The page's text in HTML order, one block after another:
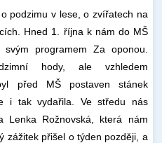
podzimu v lese, o zvířatech na
Hned 1. října k nám do MŠ
programem Za oponou.
hody, ale vzhledem
před MŠ postaven stánek
i tak vydařila. Ve středu nás
Lenka Rožnovská, která nám
zážitek přišel o týden později, a